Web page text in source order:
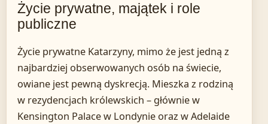
Życie prywatne, majątek i role
publiczne
Życie prywatne Katarzyny, mimo że jest jedną z
najbardziej obserwowanych osób na świecie,
owiane jest pewną dyskrecją. Mieszka z rodziną
w rezydencjach królewskich – głównie w
Kensington Palace w Londynie oraz w Adelaide